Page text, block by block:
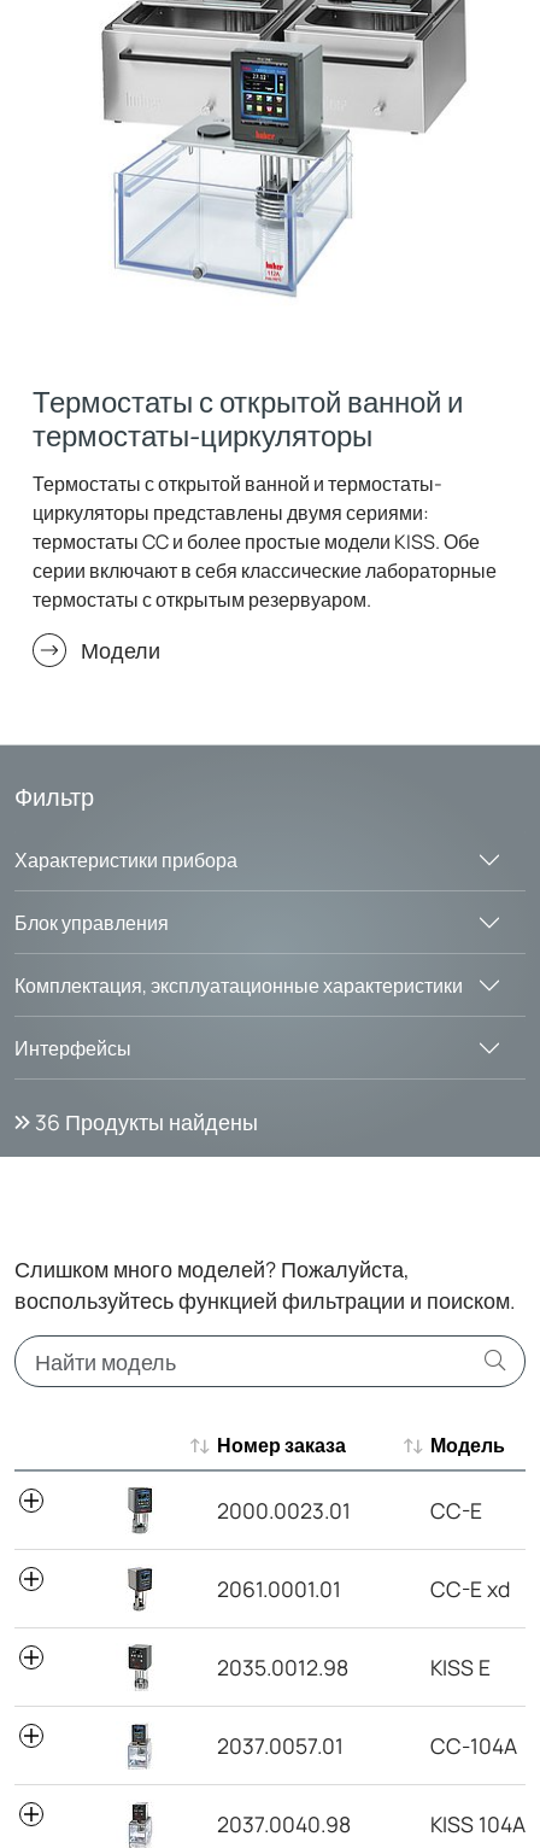
Термостаты с открытой ванной и
термостаты-циркуляторы
Термостаты с открытой ванной и термостаты-
циркуляторы представлены двумя сериями:
термостаты CC и более простые модели KISS. Обе
серии включают в себя классические лабораторные
термостаты с открытым резервуаром.
Модели
Фильтр
Характеристики прибора
Блок управления
Комплектация, эксплуатационные характеристики
Интерфейсы
36 Продукты найдены
Слишком много моделей? Пожалуйста,
воспользуйтесь функцией фильтрации и поиском.
Номер заказа
Модель
2000.0023.01 CC-E
2061.0001.01 CC-E xd
2035.0012.98 KISS E
2037.0057.01 CC-104A
2037.0040.98 KISS 104A